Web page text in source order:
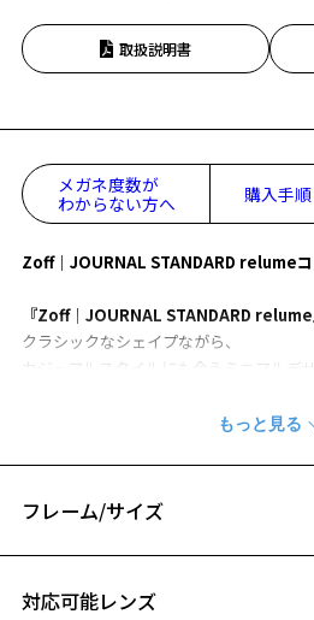
取扱説明書
メガネ度数が
わからない方へ
購入手順
Zoff｜JOURNAL STANDARD relumeコ
『Zoff｜JOURNAL STANDARD relume
クラシックなシェイプながら、
カジュアルスタイルにも合うミニマルデ
デザインが魅力。
【ポイント】
さりげなく施されたパーツや彫金が、上
ポイント1：メタルパーツ
フレーム/サイズ
対応可能レンズ